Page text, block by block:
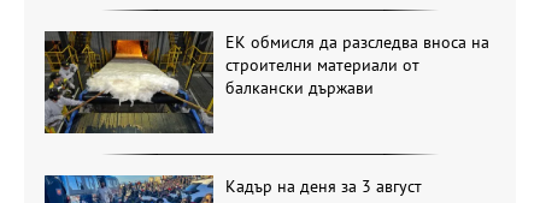
ЕК обмисля да разследва вноса на
строителни материали от
балкански държави
Кадър на деня за 3 август